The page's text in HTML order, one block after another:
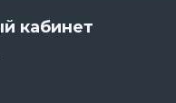
кабинет